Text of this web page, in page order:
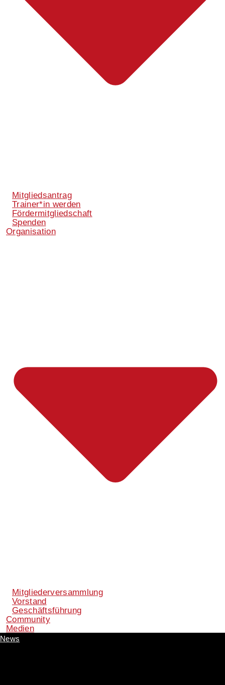
Mitgliedsantrag
Trainer*in werden
Fördermitgliedschaft
Spenden
Organisation
Mitgliederversammlung
Vorstand
Geschäftsführung
Community
Medien
News